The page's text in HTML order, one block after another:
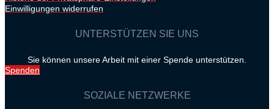
Einwilligungen widerrufen
UNTERSTÜTZEN SIE UNS
Sie können unsere Arbeit mit einer Spende unterstützen.
Spenden
SOZIALE NETZWERKE